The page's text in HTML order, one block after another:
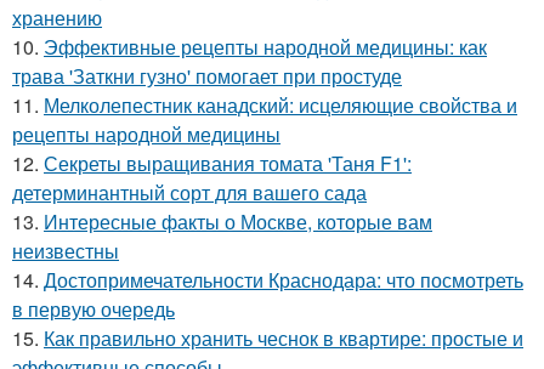
хранению
10. Эффективные рецепты народной медицины: как
трава 'Заткни гузно' помогает при простуде
11. Мелколепестник канадский: исцеляющие свойства и
рецепты народной медицины
12. Секреты выращивания томата 'Таня F1':
детерминантный сорт для вашего сада
13. Интересные факты о Москве, которые вам
неизвестны
14. Достопримечательности Краснодара: что посмотреть
в первую очередь
15. Как правильно хранить чеснок в квартире: простые и